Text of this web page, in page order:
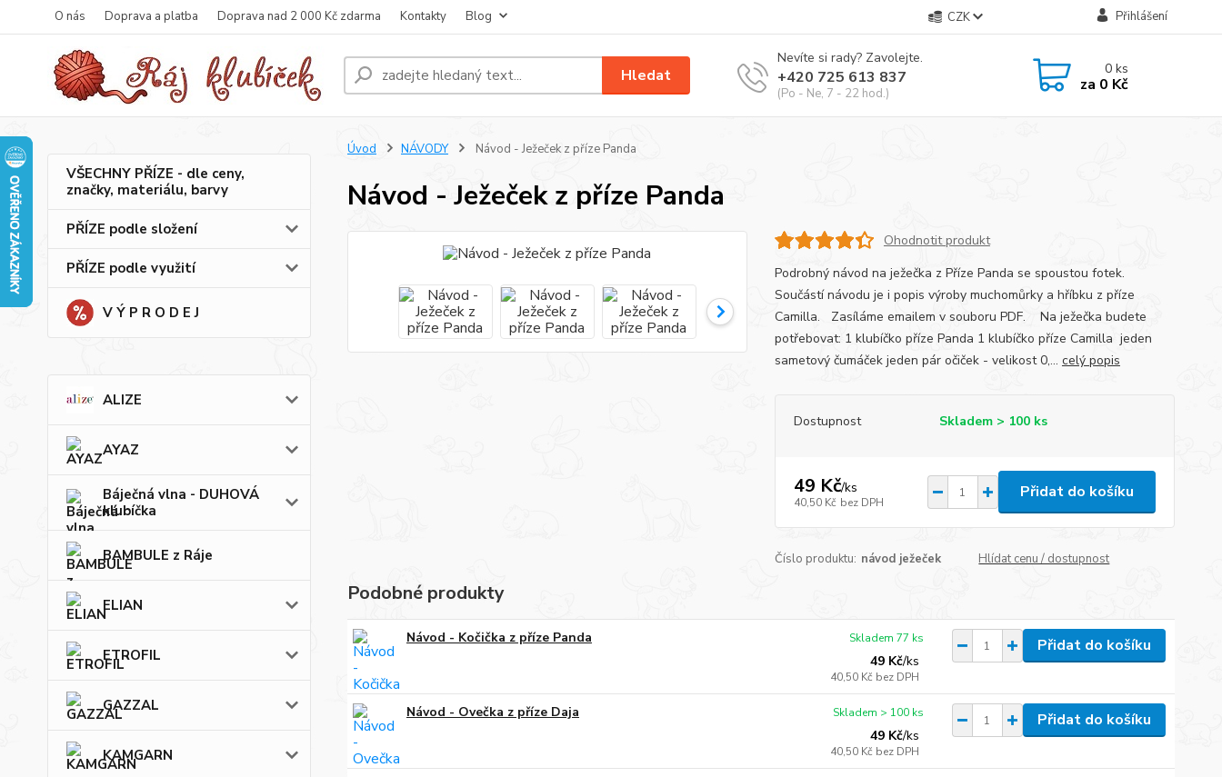
O nás Doprava a platba Doprava nad 2 000 Kč zdarma Kontakty Blog CZK Přihlášení
Hledat
Nevíte si rady? Zavolejte.
+420 725 613 837
(Po - Ne, 7 - 22 hod.)
0ks
za 0 Kč
VŠECHNY PŘÍZE - dle ceny,
značky, materiálu, barvy
PŘÍZE podle složení
PŘÍZE podle využití
V Ý P R O D E J
ALIZE
AYAZ
Báječná vlna - DUHOVÁ
klubíčka
BAMBULE z Ráje
ELIAN
ETROFIL
GAZZAL
KAMGARN
Úvod NÁVODY Návod - Ježeček z příze Panda
Návod - Ježeček z příze Panda
Ohodnotit produkt
Podrobný návod na ježečka z Příze Panda se spoustou fotek.
Součástí návodu je i popis výroby muchomůrky a hříbku z příze
Camilla. Zasíláme emailem v souboru PDF. Na ježečka budete
potřebovat: 1 klubíčko příze Panda 1 klubíčko příze Camilla jeden
sametový čumáček jeden pár očiček - velikost 0,... celý popis
Dostupnost Skladem > 100 ks
49 Kč/ks
40,50 Kč bez DPH
Přidat do košíku
Číslo produktu: návod ježeček Hlídat cenu / dostupnost
Podobné produkty
Návod - Kočička z příze Panda
49 Kč/ks
40,50 Kč bez DPH
Skladem 77 ks Přidat do košíku
Návod - Ovečka z příze Daja
49 Kč/ks
40,50 Kč bez DPH
Skladem > 100 ks Přidat do košíku